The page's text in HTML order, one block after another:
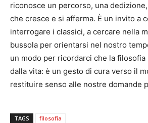
riconosce un percorso, una
che cresce e si afferma. È un invito a
interrogare i classici, a cercare nella
bussola per orientarsi nel nostro
un modo per ricordarci che la filosofia
dalla vita: è un gesto di cura verso il
restituire senso alle nostre domande
TAGS filosofia